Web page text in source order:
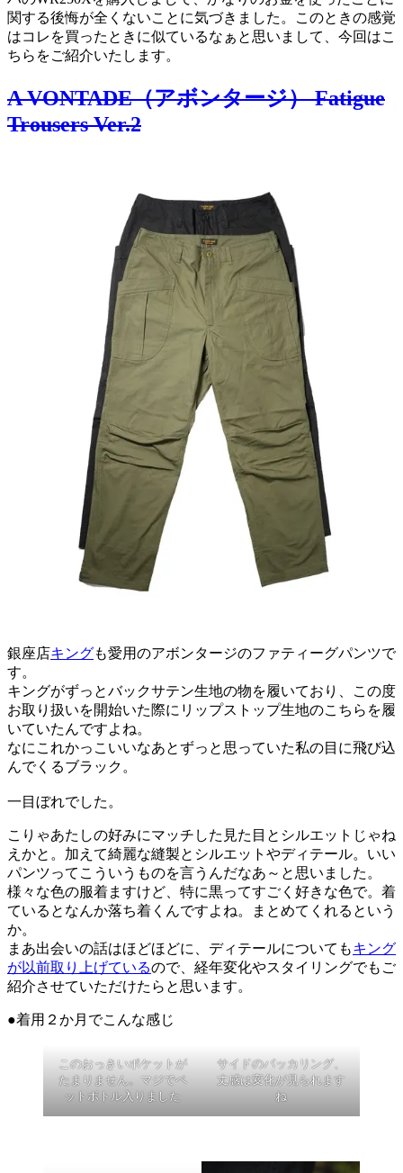
関する後悔が全くないことに気づきました。このときの感覚
はコレを買ったときに似ているなぁと思いまして、今回はこ
ちらをご紹介いたします。
A VONTADE（アボンタージ） Fatigue
Trousers Ver.2
銀座店キングも愛用のアボンタージのファティーグパンツで
す。
キングがずっとバックサテン生地の物を履いており、この度
お取り扱いを開始いた際にリップストップ生地のこちらを履
いていたんですよね。
なにこれかっこいいなあとずっと思っていた私の目に飛び込
んでくるブラック。
一目ぼれでした。
こりゃあたしの好みにマッチした見た目とシルエットじゃね
えかと。加えて綺麗な縫製とシルエットやディテール。いい
パンツってこういうものを言うんだなあ～と思いました。
様々な色の服着ますけど、特に黒ってすごく好きな色で。着
ているとなんか落ち着くんですよね。まとめてくれるという
か。
まあ出会いの話はほどほどに、ディテールについてもキング
が以前取り上げているので、経年変化やスタイリングでもご
紹介させていただけたらと思います。
●着用２か月でこんな感じ
このおっきいポケットが
たまりません。マジでペ
ットボトル入りました
サイドのパッカリング、
丈感は変化が見られます
ね